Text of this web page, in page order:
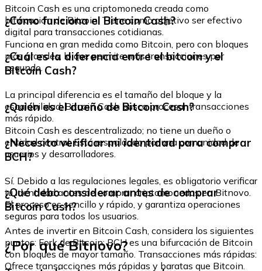
Bitcoin Cash es una criptomoneda creada como
bifurcación de Bitcoin. Tiene como objetivo ser efectivo
digital para transacciones cotidianas.
¿Cómo funciona el Bitcoin Cash?
Funciona en gran medida como Bitcoin, pero con bloques
más grandes, lo que permite más transacciones por
segundo.
¿Cuál es la diferencia entre el bitcoin y el
Bitcoin Cash?
La principal diferencia es el tamaño del bloque y la
escalabilidad. Bitcoin Cash busca procesar transacciones
más rápido.
¿Quién es el dueño de Bitcoin Cash?
Bitcoin Cash es descentralizado; no tiene un dueño o
entidad central. Está respaldado por una comunidad de
usuarios y desarrolladores.
¿Necesito verificar mi identidad para comprar
BCH?
Sí. Debido a las regulaciones legales, es obligatorio verificar
tu identidad antes de comprar criptomonedas en Bitnovo.
El proceso es sencillo y rápido, y garantiza operaciones
seguras para todos los usuarios.
¿Qué debo considerar antes de comprar
Bitcoin Cash?
Antes de invertir en Bitcoin Cash, considera los siguientes
puntos: Fork de Bitcoin: BCH es una bifurcación de Bitcoin
con bloques de mayor tamaño. Transacciones más rápidas:
Ofrece transacciones más rápidas y baratas que Bitcoin.
¿Por qué Bitnovo?